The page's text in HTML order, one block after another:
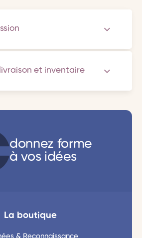
et inventaire
donnez forme
à vos idées
La boutique
& Reconnaissance